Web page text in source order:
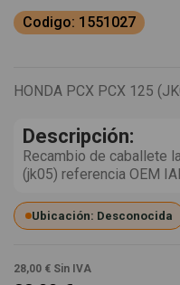
Codigo: 1551027
HONDA PCX PCX 125
Descripción:
Recambio de caballete
(jk05) referencia OEM
Ubicación: Desconocida
28,00 € Sin IVA